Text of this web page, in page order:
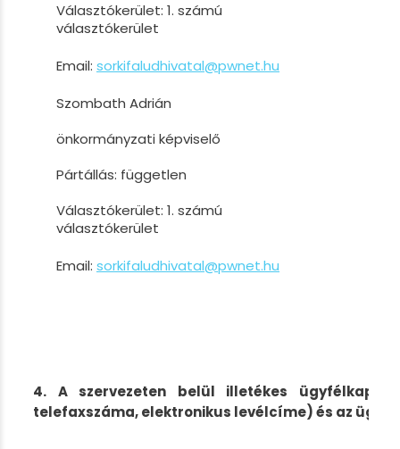
Választókerület: 1. számú
választókerület
Email: sorkifaludhivatal@pwnet.hu
Szombath Adrián
önkormányzati képviselő
Pártállás: független
Választókerület: 1. számú
választókerület
Email: sorkifaludhivatal@pwnet.hu
4. A szervezeten belül illetékes
telefaxszáma, elektronikus levélcíme) és az